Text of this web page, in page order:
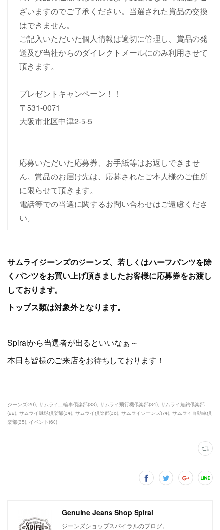
ざいますのでご了承ください。当選された賞品の交換
はできません。
ご記入いただいた個人情報は適切に管理し、賞品の発
送及び当社からのダイレクトメールにのみ利用させて
頂きます。
プレゼントキャンペーン！！
〒531-0071
大阪市北区中津2-5-5
応募いただいた応募券、お手紙等はお返しできませ
ん。賞品のお届け先は、応募されたご本人様のご住所
に限らせて頂きます。
電話等での当選に関するお問い合わせはご遠慮くださ
い。
サムライジーンズのジーンズ、若しくはハーフパンツを除
くパンツをお買い上げ頂きましたお客様に応募券をお渡し
しております。
トップス類は対象外となります。
Spiralから当選者が出るといいなぁ～
本日も皆様のご来店をお待ちしております！
ジーンズ(20) サムライ二輪車倶楽部(33) サムライ飛行機倶楽部(34) サムライ魚釣倶楽部
(22) サムライ蹴球倶楽部(34) サムライ倶楽部(36) サムライジーンズ(74) サムライ自動車倶
楽部(35) イベント(60)
Genuine Jeans Shop Spiral
ジーンズショップスパイラルのブログ。